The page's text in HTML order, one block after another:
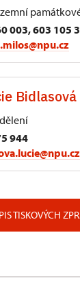
003, 603 105
Bidlasová
944
TISKOVÝCH